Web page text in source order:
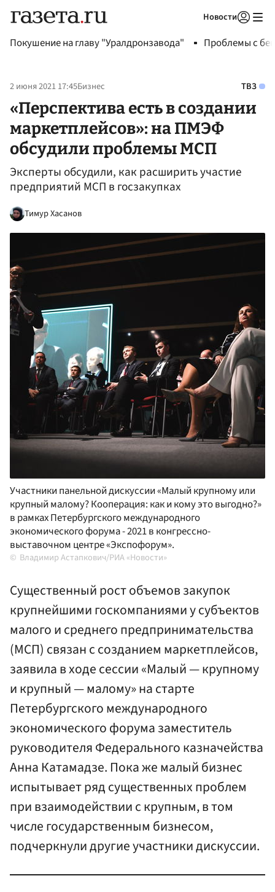
Новости
Покушение на главу "Уралдронзавода" Проблемы с
2 июня 2021 17:45Бизнес ТВЗ
«Перспектива есть в создании
маркетплейсов»: на ПМЭФ
обсудили проблемы МСП
Эксперты обсудили, как расширить участие
предприятий МСП в госзакупках
Тимур Хасанов
Участники панельной дискуссии «Малый крупному или
крупный малому? Кооперация: как и кому это выгодно?»
в рамках Петербургского международного
экономического форума - 2021 в конгрессно-
выставочном центре «Экспофорум».
Владимир Астапкович/РИА «Новости»
Существенный рост объемов закупок
крупнейшими госкомпаниями у субъектов
малого и среднего предпринимательства
(МСП) связан с созданием маркетплейсов,
заявила в ходе сессии «Малый — крупному
и крупный — малому» на старте
Петербургского международного
экономического форума заместитель
руководителя Федерального казначейства
Анна Катамадзе. Пока же малый бизнес
испытывает ряд существенных проблем
при взаимодействии с крупным, в том
числе государственным бизнесом,
подчеркнули другие участники дискуссии.